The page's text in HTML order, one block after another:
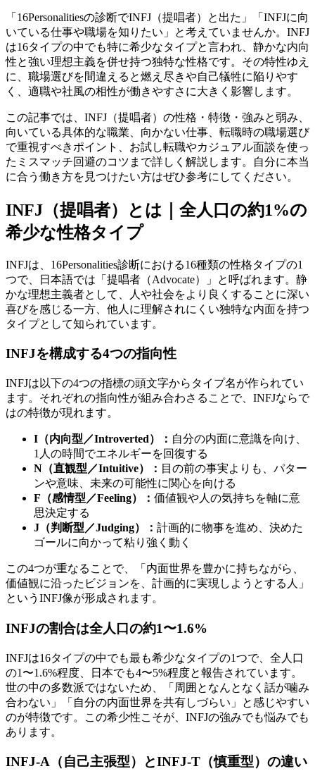
「16Personalitiesの診断でINFJ（提唱者）と出た」「INFJに向
いている仕事や職場を知りたい」と考えていませんか。INFJ
は16タイプの中でも特に希少なタイプと言われ、静かな内向
性と強い理想主義を併せ持つ独特な性格です。その特性ゆえ
に、職場選びを間違えると燃え尽きや自己犠牲に陥りやす
く、適職や社風の相性が働きやすさに大きく影響します。
この記事では、INFJ（提唱者）の性格・特徴・強みと弱み、
向いている具体的な職業、向かない仕事、転職時の職場選び
で重視すべきポイント、お試し転職やカジュアル面談を使っ
たミスマッチ回避のコツまで詳しく解説します。自分に本当
に合う働き方を見つけたい方はぜひ参考にしてください。
INFJ（提唱者）とは｜全人口の約1%の
希少な性格タイプ
INFJは、16Personalities診断における16種類の性格タイプの1
つで、日本語では「提唱者（Advocate）」と呼ばれます。静
かな理想主義者として、人や社会をより良くすることに深い
喜びを感じる一方、他人に理解されにくい独特な内面を持つ
タイプとして知られています。
INFJを構成する4つの指向性
INFJは以下の4つの指標の頭文字からタイプ名が作られてい
ます。それぞれの指向性が組み合わさることで、INFJならで
はの特徴が現れます。
I（内向型／Introverted）： 自分の内面に意識を向け、
1人の時間でエネルギーを回復する
N（直観型／Intuitive）： 目の前の事実よりも、パター
ンや意味、未来の可能性に関心を向ける
F（感情型／Feeling）： 価値観や人の気持ちを軸に意
思決定する
J（判断型／Judging）： 計画的に物事を進め、決めた
ゴールに向かって粘り強く動く
この4つが重なることで、「内面世界を豊かに持ちながら、
価値観に沿ったビジョンを、計画的に実現しようとする人」
というINFJ像が形成されます。
INFJの割合は全人口の約1〜1.6%
INFJは16タイプの中でも最も希少なタイプの1つで、全人口
の1〜1.6%程度、日本でも4〜5%程度と報告されています。
世の中の多数派ではないため、「周囲となんとなく話が噛み
合わない」「自分の内面世界を共有しづらい」と感じやすい
のが特徴です。この希少性こそが、INFJの強みでも悩みでも
あります。
INFJ-A（自己主張型）とINFJ-T（慎重型）の違い